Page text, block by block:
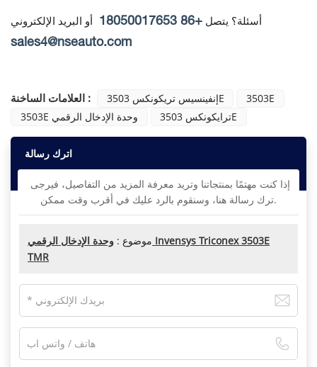
أسئلة؟ يتصل +86 18050017653 أو البريد الإلكتروني
sales4@nseauto.com
العلامات الساخنة : إنفينسيس تريكونكس 3503E
3503E
3503E وحدة الإدخال الرقمي
ترايكونكس 3503E
اترك رسالة
ترك رسالة هنا، وسنقوم بالرد عليك في أقرب وقت ممكن.
موضوع : وحدة الإدخال الرقمي Invensys Triconex 3503E
TMR